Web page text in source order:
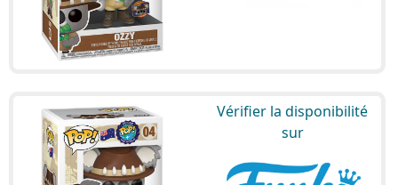
Vérifier la disponibilité
sur